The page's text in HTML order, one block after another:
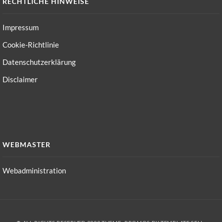
Impressum
Cookie-Richtlinie
Datenschutzerklärung
Disclaimer
WEBMASTER
Webadministration